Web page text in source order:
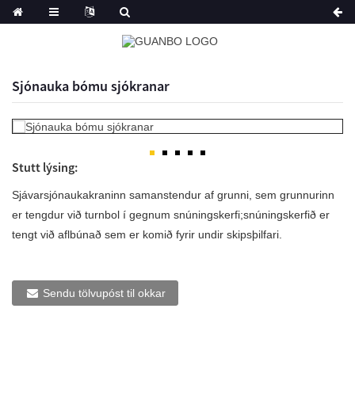
Sjónauka bómu sjókranar
Stutt lýsing:
Sjávarsjónaukakraninn samanstendur af grunni, sem grunnurinn
er tengdur við turnbol í gegnum snúningskerfi;snúningskerfið er
tengt við aflbúnað sem er komið fyrir undir skipsþilfari.
Sendu tölvupóst til okkar